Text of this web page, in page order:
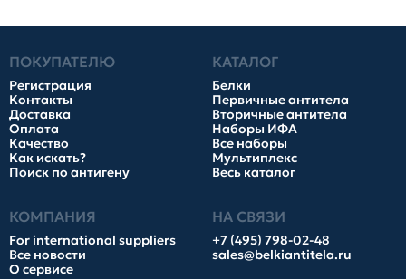
ПОКУПАТЕЛЮ
Регистрация
Контакты
Доставка
Оплата
Качество
Как искать?
Поиск по антигену
КАТАЛОГ
Белки
Первичные антитела
Вторичные антитела
Наборы ИФА
Все наборы
Мультиплекс
Весь каталог
КОМПАНИЯ
For international suppliers
Все новости
О сервисе
НА СВЯЗИ
+7 (495) 798-02-48
sales@belkiantitela.ru